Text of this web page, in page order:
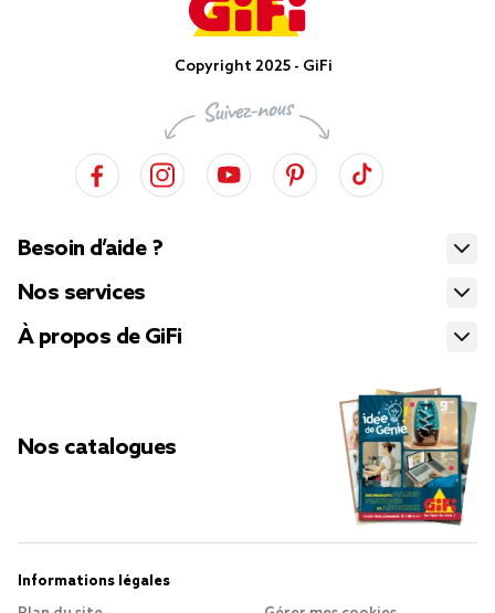
Copyright 2025 - GiFi
Besoin d’aide ?
Nos services
À propos de GiFi
Nos catalogues
Informations légales